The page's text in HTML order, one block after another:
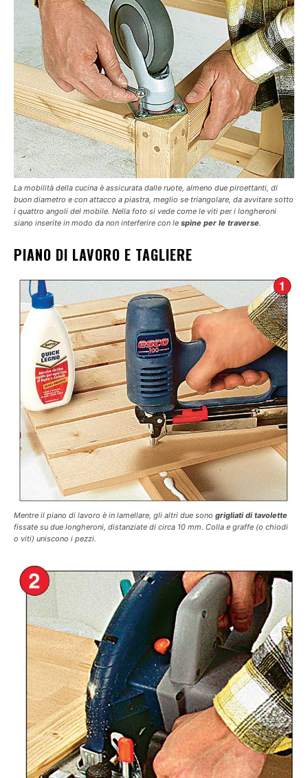
La mobilità della cucina è assicurata dalle ruote, almeno due piroettanti, di
buon diametro e con attacco a piastra, meglio se triangolare, da avvitare sotto
i quattro angoli del mobile. Nella foto si vede come le viti per i longheroni
siano inserite in modo da non interferire con le spine per le traverse.
PIANO DI LAVORO E TAGLIERE
Mentre il piano di lavoro è in lamellare, gli altri due sono grigliati di tavolette
fissate su due longheroni, distanziate di circa 10 mm. Colla e graffe (o chiodi
o viti) uniscono i pezzi.